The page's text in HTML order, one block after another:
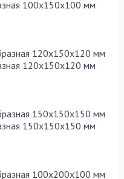
100х150х100 мм
120х150х120 мм
150х150х150 мм